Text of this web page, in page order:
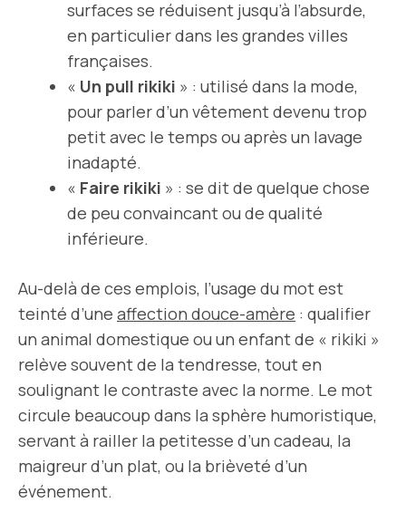
surfaces se réduisent jusqu’à l’absurde,
en particulier dans les grandes villes
françaises.
« Un pull rikiki » : utilisé dans la mode,
pour parler d’un vêtement devenu trop
petit avec le temps ou après un lavage
inadapté.
« Faire rikiki » : se dit de quelque chose
de peu convaincant ou de qualité
inférieure.
Au-delà de ces emplois, l’usage du mot est
teinté d’une affection douce-amère : qualifier
un animal domestique ou un enfant de « rikiki »
relève souvent de la tendresse, tout en
soulignant le contraste avec la norme. Le mot
circule beaucoup dans la sphère humoristique,
servant à railler la petitesse d’un cadeau, la
maigreur d’un plat, ou la brièveté d’un
événement.